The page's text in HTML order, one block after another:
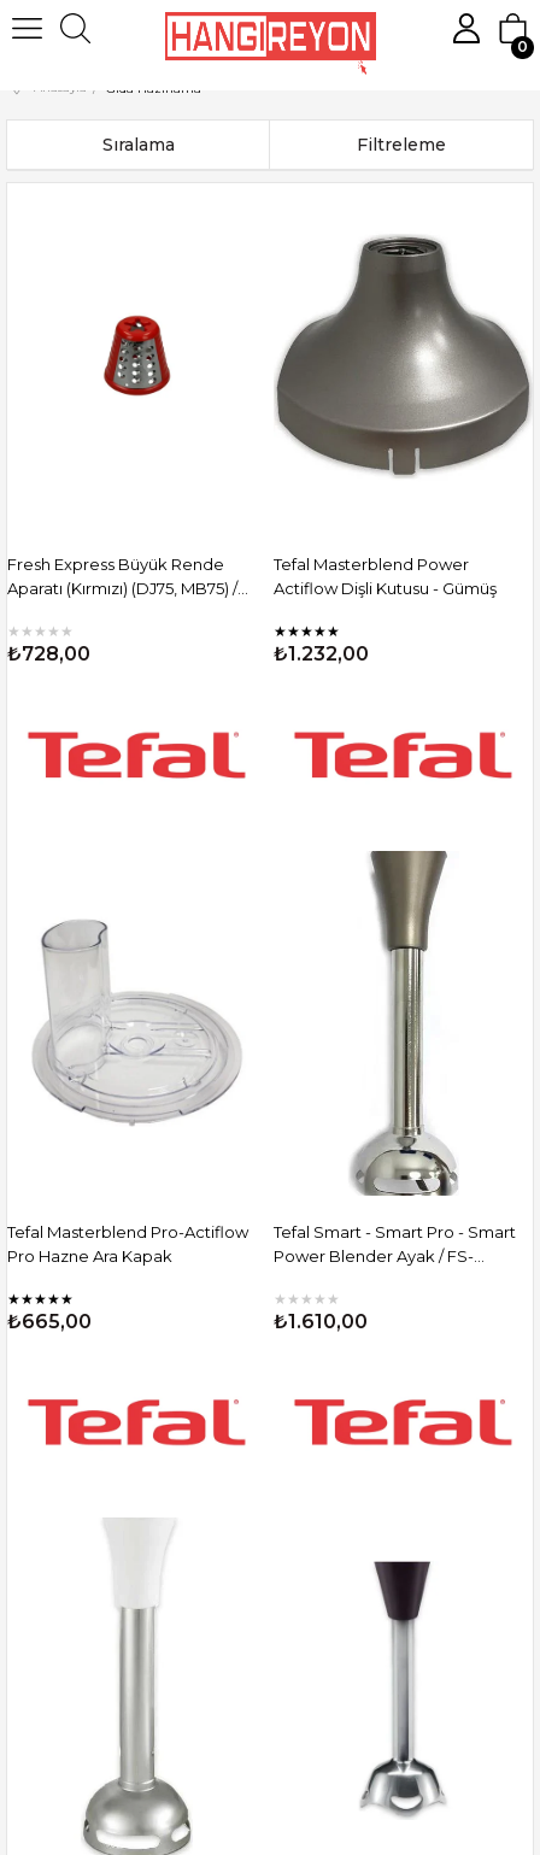
0
Anasayfa Gıda Hazırlama
Filtreleme
Sıralama
Fresh Express Büyük Rende
Aparatı (Kırmızı) (DJ75, MB75) /
★ ★ ★ ★ ★
₺728,00
Tefal Masterblend Power
Actiflow Dişli Kutusu - Gümüş
★★★★★
₺1.232,00
Tefal Masterblend Pro-Actiflow
Pro Hazne Ara Kapak
★★★★★
₺665,00
Tefal Smart - Smart Pro - Smart
Power Blender Ayak / FS-
★ ★ ★ ★ ★
₺1.610,00